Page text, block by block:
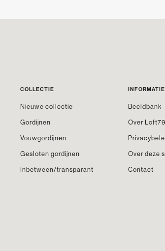
COLLECTIE
Nieuwe collectie
Gordijnen
Vouwgordijnen
Gesloten gordijnen
Inbetween/transparant
INFORMATIE
Beeldbank
Over Loft79
Over deze
Contact